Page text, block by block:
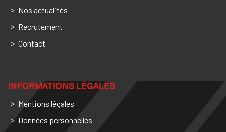
Nos actualités
Recrutement
Contact
INFORMATIONS LÉGALES
Mentions légales
Données personnelles